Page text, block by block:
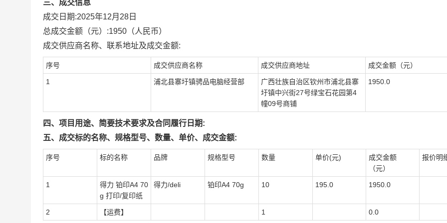
三、成交信息
成交日期:2025年12月28日
总成交金额（元）:1950 （人民币）
成交供应商名称、联系地址及成交金额:
序号 成交供应商名称 成交供应商地址 成交金额（元）
1 浦北县寨圩镇骋品电脑经营部
广西壮族自治区钦州市浦北县寨
圩镇中兴街27号绿宝石花园第4
幢09号商铺
1950.0
四、项目用途、简要技术要求及合同履行日期:
五、成交标的名称、规格型号、数量、单价、成交金额:
序号 标的名称 品牌 规格型号 数量 单价(元)
成交金额
（元）
报价明
1
得力 铂印A4 70
g 打印/复印纸
得力/deli 铂印A4 70g 10 195.0 1950.0
2 【运费】 1 0.0